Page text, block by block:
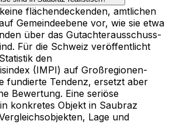
flächendeckenden, amtlichen
Gemeindeebene vor, wie sie etwa
über das Gutachterausschuss-
Für die Schweiz veröffentlicht
den
(IMPI) auf Großregionen-
fundierte Tendenz, ersetzt aber
Bewertung. Eine seriöse
konkretes Objekt in Saubraz
Lage und